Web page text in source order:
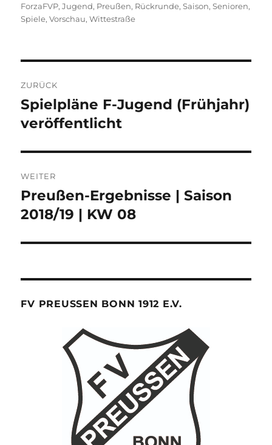
am
ForzaFVP,Jugend, Preußen, Rückrunde,Saison,Senioren,
Spiele,Vorschau,Wittestraße
ZURÜCK
Vorheriger
Beitrag:
Spielpläne F-Jugend (Frühjahr)
veröffentlicht
WEITER
Nächster
Beitrag:
Preußen-Ergebnisse | Saison
2018/19 | KW 08
FV PREUSSEN BONN 1912 E.V.